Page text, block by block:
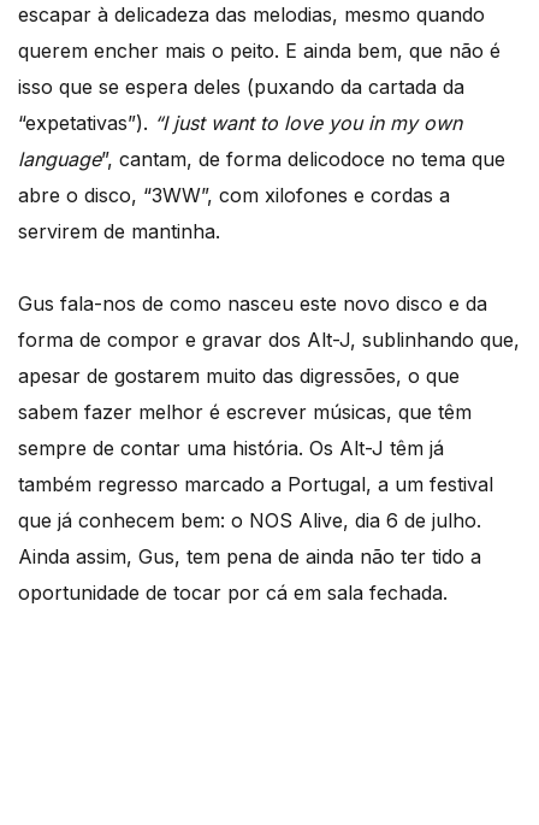
escapar à delicadeza das melodias, mesmo quando
querem encher mais o peito. E ainda bem, que não é
isso que se espera deles (puxando da cartada da
“expetativas”). “I just want to love you in my own
language”, cantam, de forma delicodoce no tema que
abre o disco, “3WW”, com xilofones e cordas a
servirem de mantinha.
Gus fala-nos de como nasceu este novo disco e da
forma de compor e gravar dos Alt-J, sublinhando que,
apesar de gostarem muito das digressões, o que
sabem fazer melhor é escrever músicas, que têm
sempre de contar uma história. Os Alt-J têm já
também regresso marcado a Portugal, a um festival
que já conhecem bem: o NOS Alive, dia 6 de julho.
Ainda assim, Gus, tem pena de ainda não ter tido a
oportunidade de tocar por cá em sala fechada.